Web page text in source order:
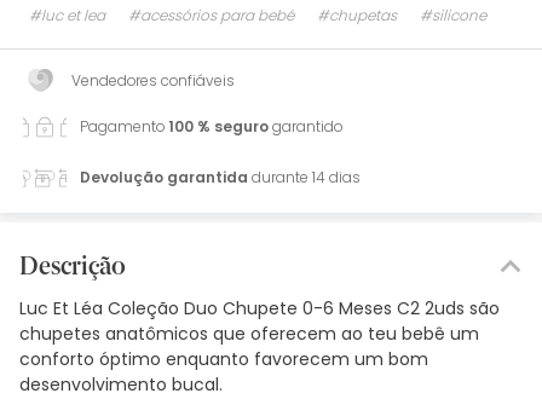
#luc et lea
#acessórios para bebé #chupetas #silicone
Vendedores confiáveis
Pagamento100 % segurogarantido
Devolução garantida durante 14 dias
Descrição
Luc Et Léa Coleção Duo Chupete 0-6 Meses C2 2uds são
chupetes anatômicos que oferecem ao teu bebê um
conforto óptimo enquanto favorecem um bom
desenvolvimento bucal.